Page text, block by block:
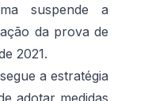
suspende a
da prova de
2021.
a estratégia
adotar medidas